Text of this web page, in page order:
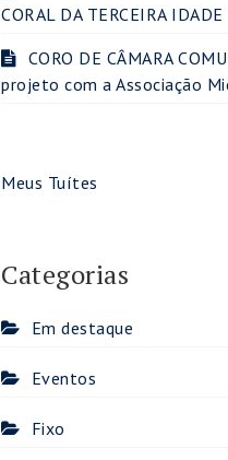
CORAL DA TERCEIRA IDADE
CORO DE CÂMARA
projeto com a Associação
Meus Tuítes
Categorias
Em destaque
Eventos
Fixo